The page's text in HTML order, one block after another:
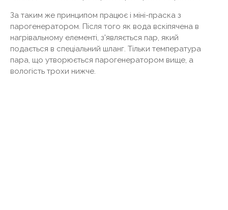
За таким же принципом працює і міні-праска з
парогенератором. Після того як вода вскіпячена в
нагрівальному елементі, з'являється пар, який
подається в спеціальний шланг. Тільки температура
пара, що утворюється парогенератором вище, а
вологість трохи нижче.